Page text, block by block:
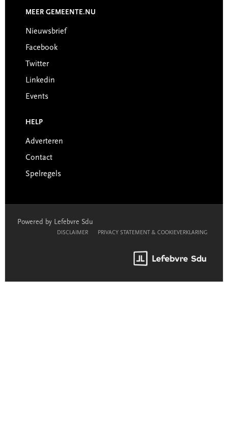
MEER GEMEENTE.NU
Nieuwsbrief
Facebook
Twitter
Linkedin
Events
HELP
Adverteren
Contact
Spelregels
Powered by Lefebvre Sdu
DISCLAIMER PRIVACY STATEMENT & COOKIEVERKLARING